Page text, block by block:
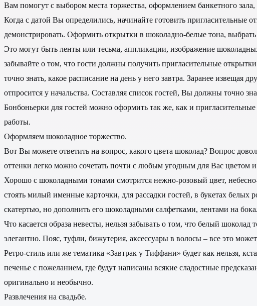
Вам помогут с выбором места торжества, оформлением банкетного
Когда с датой Вы определились, начинайте готовить пригласительные
демонстрировать. Оформить открытки в шоколадно-белые тона,
Это могут быть ленты или тесьма, аппликации, изображение
забывайте о том, что гости должны получить пригласительные
точно знать, какое расписание на день у него завтра. Заранее
отпросится у начальства. Составляя список гостей, Вы должны точно
Бонбоньерки для гостей можно оформить так же, как и
работы.
Оформляем шоколадное торжество.
Вот Вы можете ответить на вопрос, какого цвета шоколад? Вопрос
оттенки легко можно сочетать почти с любым угодным для Вас цветом
Хорошо с шоколадными тонами смотрится нежно-розовый цвет,
стоять милый именные карточки, для рассадки гостей, в букетах
скатертью, но дополнить его шоколадными салфетками, лентами на
Что касается образа невесты, нельзя забывать о том, что белый
элегантно. Пояс, туфли, бижутерия, аксессуары в волосы – все это
Ретро-стиль или же тематика «Завтрак у Тиффани» будет как нельзя,
печенье с пожеланием, где будут написаны всякие сладостные
оригинально и необычно.
Развлечения на свадьбе.